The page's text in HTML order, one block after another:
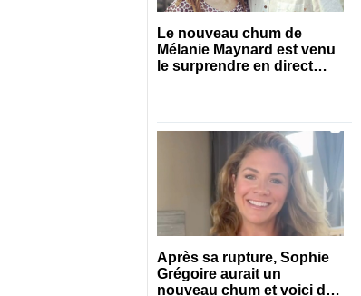
Le nouveau chum de
Mélanie Maynard est venu
le surprendre en direct
Après sa rupture, Sophie
Grégoire aurait un
nouveau chum et voici de